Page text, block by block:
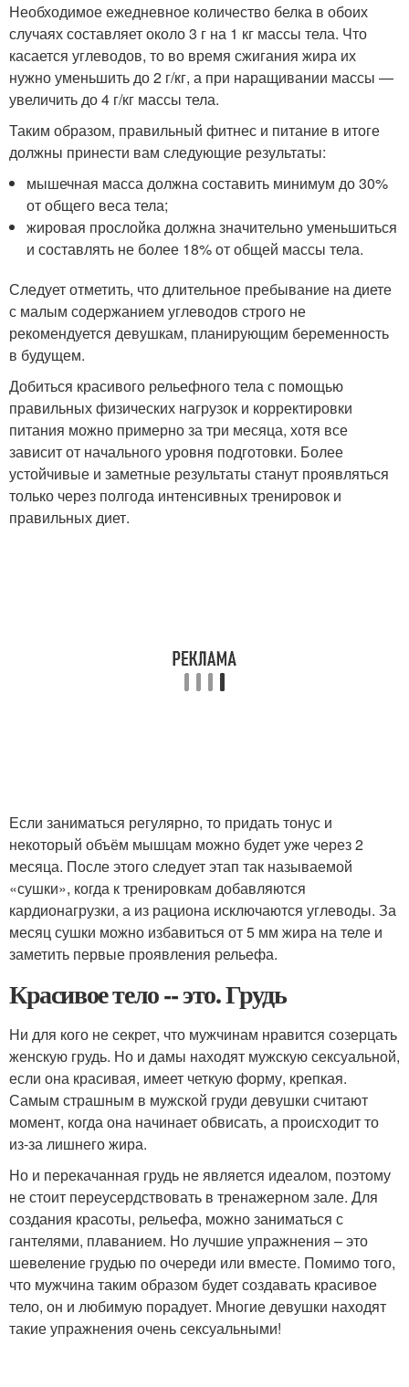
Необходимое ежедневное количество белка в обоих
случаях составляет около 3 г на 1 кг массы тела. Что
касается углеводов, то во время сжигания жира их
нужно уменьшить до 2 г/кг, а при наращивании массы —
увеличить до 4 г/кг массы тела.
Таким образом, правильный фитнес и питание в итоге
должны принести вам следующие результаты:
мышечная масса должна составить минимум до 30%
от общего веса тела;
жировая прослойка должна значительно уменьшиться
и составлять не более 18% от общей массы тела.
Следует отметить, что длительное пребывание на диете
с малым содержанием углеводов строго не
рекомендуется девушкам, планирующим беременность
в будущем.
Добиться красивого рельефного тела с помощью
правильных физических нагрузок и корректировки
питания можно примерно за три месяца, хотя все
зависит от начального уровня подготовки. Более
устойчивые и заметные результаты станут проявляться
только через полгода интенсивных тренировок и
правильных диет.
Если заниматься регулярно, то придать тонус и
некоторый объём мышцам можно будет уже через 2
месяца. После этого следует этап так называемой
«сушки», когда к тренировкам добавляются
кардионагрузки, а из рациона исключаются углеводы. За
месяц сушки можно избавиться от 5 мм жира на теле и
заметить первые проявления рельефа.
Красивое тело -- это. Грудь
Ни для кого не секрет, что мужчинам нравится созерцать
женскую грудь. Но и дамы находят мужскую сексуальной,
если она красивая, имеет четкую форму, крепкая.
Самым страшным в мужской груди девушки считают
момент, когда она начинает обвисать, а происходит то
из-за лишнего жира.
Но и перекачанная грудь не является идеалом, поэтому
не стоит переусердствовать в тренажерном зале. Для
создания красоты, рельефа, можно заниматься с
гантелями, плаванием. Но лучшие упражнения – это
шевеление грудью по очереди или вместе. Помимо того,
что мужчина таким образом будет создавать красивое
тело, он и любимую порадует. Многие девушки находят
такие упражнения очень сексуальными!